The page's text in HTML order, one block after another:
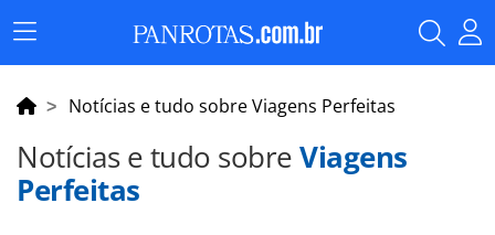
Menu
Principal
Notícias e tudo sobre Viagens Perfeitas
Notícias e tudo sobreViagens
Perfeitas